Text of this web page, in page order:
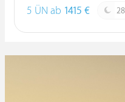
5 ÜN ab 1415 €